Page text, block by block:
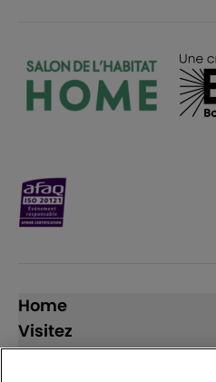
Home
Visitez
Exposez